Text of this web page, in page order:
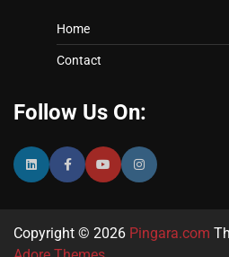
Home
Contact
Follow Us On:
Copyright © 2026 Pingara.com